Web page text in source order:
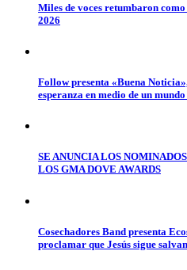
Miles de voces retumbaron
2026
Follow presenta «Buena
esperanza en medio de un
SE ANUNCIA LOS
LOS GMA DOVE AWARDS
Cosechadores Band presenta
proclamar que Jesús sigue